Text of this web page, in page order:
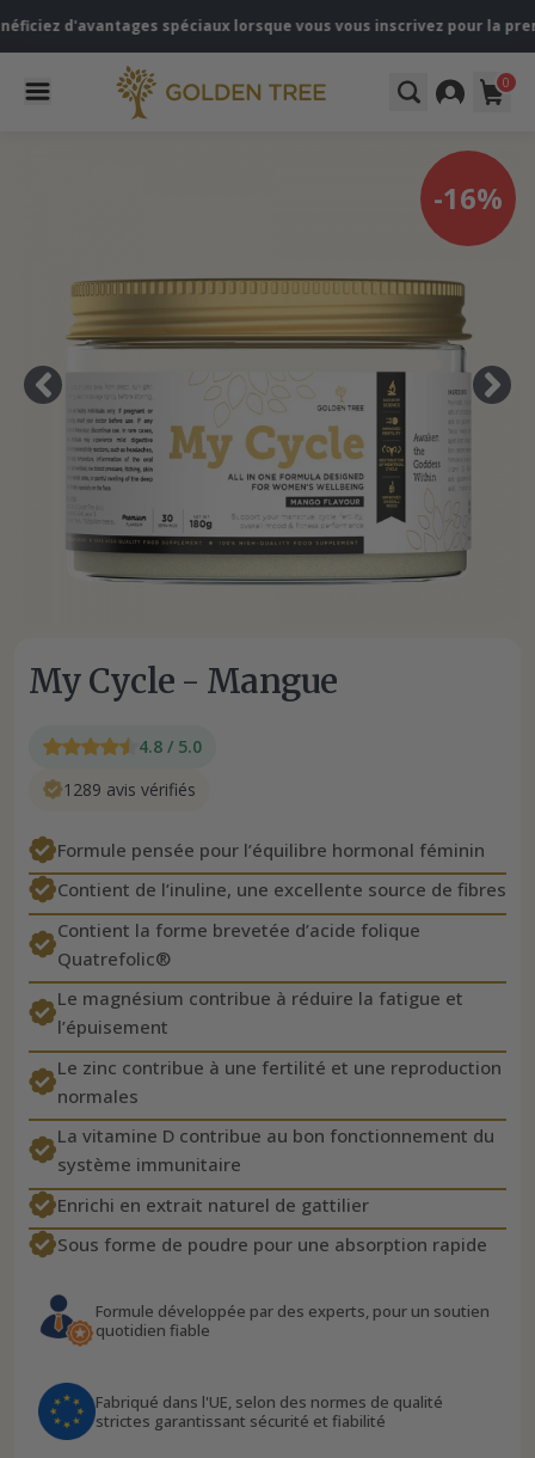
spéciaux lorsque vous vous inscrivez pour la première
0
-16%
My Cycle - Mangue
4.8 / 5.0
1289 avis vérifiés
Formule pensée pour l’équilibre hormonal féminin
Contient de l’inuline, une excellente source de fibres
Contient la forme brevetée d’acide folique
Quatrefolic®
Le magnésium contribue à réduire la fatigue et
l’épuisement
Le zinc contribue à une fertilité et une reproduction
normales
La vitamine D contribue au bon fonctionnement du
système immunitaire
Enrichi en extrait naturel de gattilier
Sous forme de poudre pour une absorption rapide
Formule développée par des experts, pour un soutien
quotidien fiable
Fabriqué dans l'UE, selon des normes de qualité
strictes garantissant sécurité et fiabilité